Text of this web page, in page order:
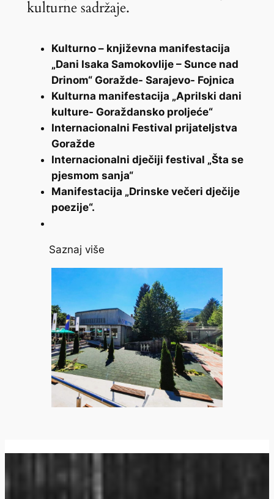
kulturne sadržaje.
Kulturno – književna manifestacija
„Dani Isaka Samokovlije – Sunce nad
Drinom“ Goražde- Sarajevo- Fojnica
Kulturna manifestacija „Aprilski dani
kulture- Goraždansko proljeće“
Internacionalni Festival prijateljstva
Goražde
Internacionalni dječiji festival „Šta se
pjesmom sanja“
Manifestacija „Drinske večeri dječije
poezije“.
Saznaj više